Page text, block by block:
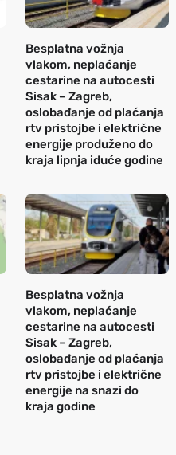
Besplatna vožnja
vlakom, neplaćanje
cestarine na autocesti
Sisak – Zagreb,
oslobađanje od plaćanja
rtv pristojbe i električne
energije produženo do
kraja lipnja iduće godine
Besplatna vožnja
vlakom, neplaćanje
cestarine na autocesti
Sisak – Zagreb,
oslobađanje od plaćanja
rtv pristojbe i električne
energije na snazi do
kraja godine